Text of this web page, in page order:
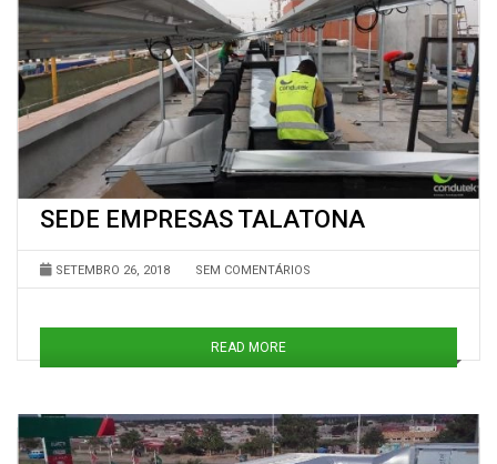
SEDE EMPRESAS TALATONA
SETEMBRO 26, 2018 SEM COMENTÁRIOS
READ MORE